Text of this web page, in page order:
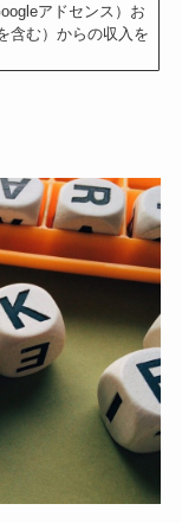
アドセンス）お
含む）からの収入を